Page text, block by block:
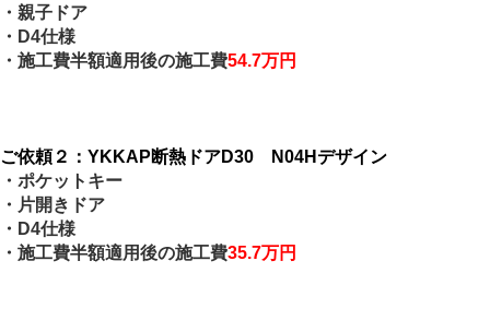
・親子ドア
・D4仕様
・施工費半額適用後の施工費54.7万円
ご依頼２：YKKAP断熱ドアD30 N04Hデザイン
・ポケットキー
・片開きドア
・D4仕様
・施工費半額適用後の施工費35.7万円